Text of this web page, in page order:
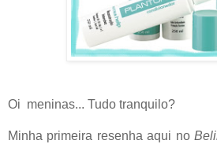
Oi meninas... Tudo tranquilo?
Minha primeira resenha aqui no